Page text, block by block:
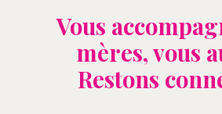
Vous
mères, vous
Restons